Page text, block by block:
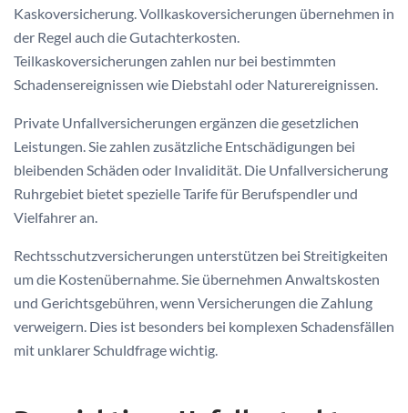
Kaskoversicherung. Vollkaskoversicherungen übernehmen in
der Regel auch die Gutachterkosten.
Teilkaskoversicherungen zahlen nur bei bestimmten
Schadensereignissen wie Diebstahl oder Naturereignissen.
Private Unfallversicherungen ergänzen die gesetzlichen
Leistungen. Sie zahlen zusätzliche Entschädigungen bei
bleibenden Schäden oder Invalidität. Die Unfallversicherung
Ruhrgebiet bietet spezielle Tarife für Berufspendler und
Vielfahrer an.
Rechtsschutzversicherungen unterstützen bei Streitigkeiten
um die Kostenübernahme. Sie übernehmen Anwaltskosten
und Gerichtsgebühren, wenn Versicherungen die Zahlung
verweigern. Dies ist besonders bei komplexen Schadensfällen
mit unklarer Schuldfrage wichtig.